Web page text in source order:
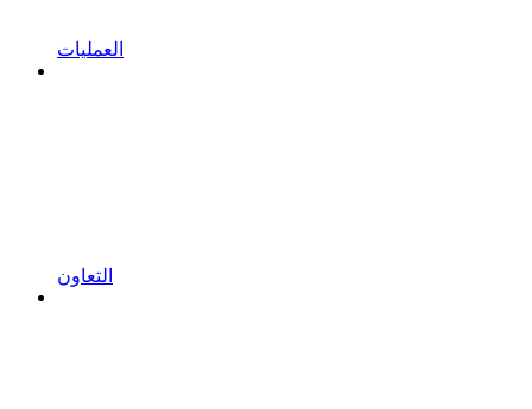
العمليات
التعاون